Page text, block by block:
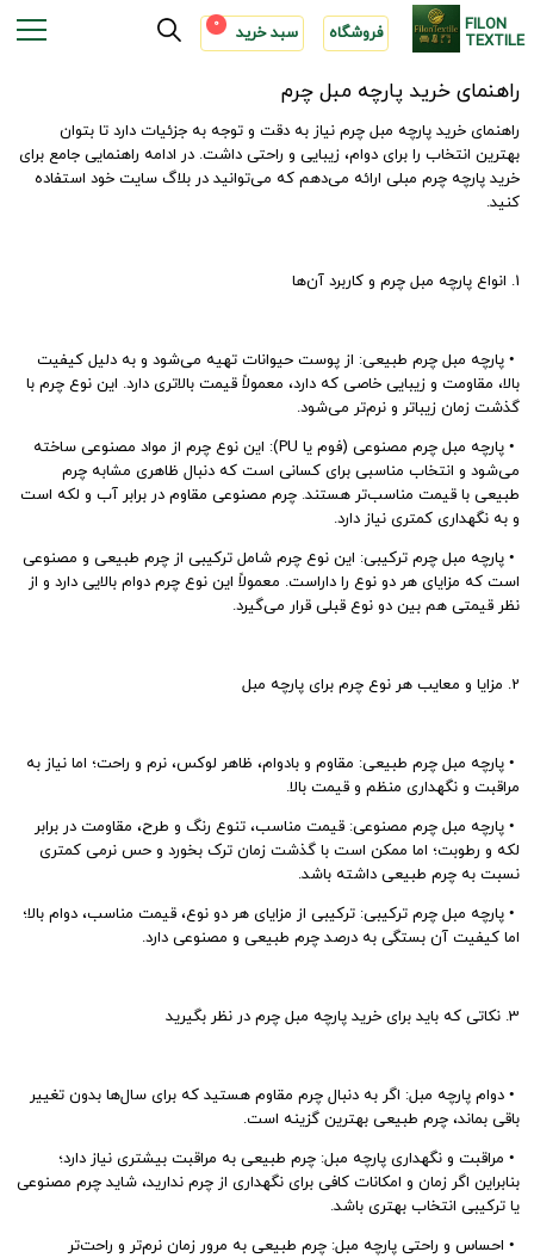
FILON
TEXTILE فروشگاه سبد خرید 0
راهنمای خرید پارچه مبل چرم
راهنمای خرید پارچه مبل چرم نیاز به دقت و توجه به جزئیات دارد تا بتوان
بهترین انتخاب را برای دوام، زیبایی و راحتی داشت. در ادامه راهنمایی جامع برای
خرید پارچه چرم مبلی ارائه می‌دهم که می‌توانید در بلاگ سایت خود استفاده
کنید.
1. انواع پارچه مبل چرم و کاربرد آن‌ها
• پارچه مبل چرم طبیعی: از پوست حیوانات تهیه می‌شود و به دلیل کیفیت
بالا، مقاومت و زیبایی خاصی که دارد، معمولاً قیمت بالاتری دارد. این نوع چرم با
گذشت زمان زیباتر و نرم‌تر می‌شود.
• پارچه مبل
چرم مصنوعی (فوم یا PU): این نوع چرم از مواد مصنوعی ساخته
می‌شود و انتخاب مناسبی برای کسانی است که دنبال ظاهری مشابه چرم
طبیعی با قیمت مناسب‌تر هستند. چرم مصنوعی مقاوم در برابر آب و لکه است
و به نگهداری کمتری نیاز دارد.
• پارچه مبل چرم ترکیبی: این نوع چرم شامل ترکیبی از چرم طبیعی و مصنوعی
است که مزایای هر دو نوع را داراست. معمولاً این نوع چرم دوام بالایی دارد و از
نظر قیمتی هم بین دو نوع قبلی قرار می‌گیرد.
2. مزایا و معایب هر نوع چرم برای پارچه مبل
• پارچه مبل چرم طبیعی: مقاوم و بادوام، ظاهر لوکس، نرم و راحت؛ اما نیاز به
مراقبت و نگهداری منظم و قیمت بالا.
• پارچه مبل چرم مصنوعی: قیمت مناسب، تنوع رنگ و طرح، مقاومت در برابر
لکه و رطوبت؛ اما ممکن است با گذشت زمان ترک بخورد و حس نرمی کمتری
نسبت به چرم طبیعی داشته باشد.
• پارچه مبل چرم ترکیبی: ترکیبی از مزایای هر دو نوع، قیمت مناسب، دوام بالا؛
اما کیفیت آن بستگی به درصد چرم طبیعی و مصنوعی دارد.
3. نکاتی که باید برای خرید پارچه مبل چرم در نظر بگیرید
• دوام پارچه مبل: اگر به دنبال چرم مقاوم هستید که برای سال‌ها بدون تغییر
باقی بماند، چرم طبیعی بهترین گزینه است.
• مراقبت و نگهداری پارچه مبل: چرم طبیعی به مراقبت بیشتری نیاز دارد؛
بنابراین اگر زمان و امکانات کافی برای نگهداری از چرم ندارید، شاید چرم مصنوعی
یا ترکیبی انتخاب بهتری باشد.
• احساس و راحتی پارچه مبل: چرم طبیعی به مرور زمان نرم‌تر و راحت‌تر